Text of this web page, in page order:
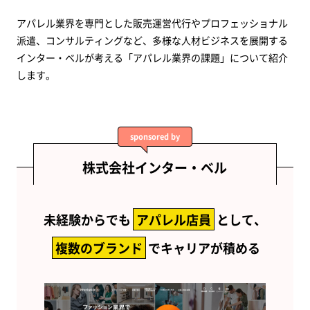
今後、日本のファッションが世界へ羽ばたくに
は何が求められるでしょうか？
サステナビリティと環境問題、廃棄問題について
今後、どのような人に入社してアパレル業界で
活躍してほしいですか？
アパレル業界を専門とした販売運営代行やプロフェッショナル
派遣、コンサルティングなど、多様な人材ビジネスを展開する
インター・ベルが考える「アパレル業界の課題」について紹介
します。
sponsored by
株式会社インター・ベル
未経験からでも アパレル店員 として、
複数のブランド でキャリアが積める